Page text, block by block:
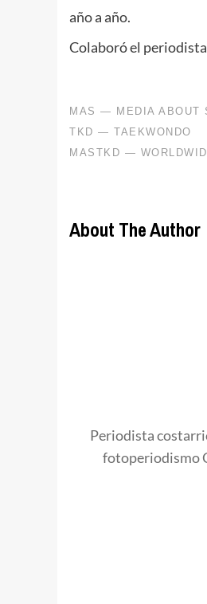
año a año.
Colaboró el
About The Author
Periodista
fotoperiodismo